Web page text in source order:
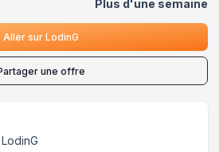
Plus d'une semaine
Aller sur LodinG
une offre
LodinG